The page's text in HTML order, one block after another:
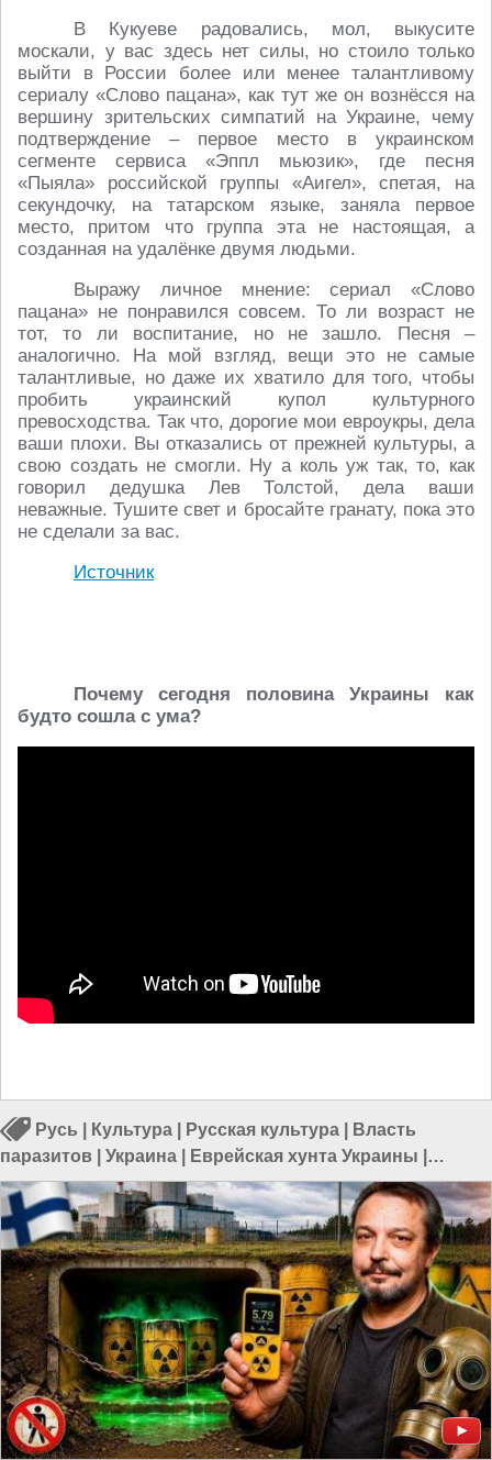
В Кукуеве радовались, мол, выкусите
москали, у вас здесь нет силы, но стоило только
выйти в России более или менее талантливому
сериалу «Слово пацана», как тут же он вознёсся на
вершину зрительских симпатий на Украине, чему
подтверждение – первое место в украинском
сегменте сервиса «Эппл мьюзик», где песня
«Пыяла» российской группы «Аигел», спетая, на
секундочку, на татарском языке, заняла первое
место, притом что группа эта не настоящая, а
созданная на удалёнке двумя людьми.
Выражу личное мнение: сериал «Слово
пацана» не понравился совсем. То ли возраст не
тот, то ли воспитание, но не зашло. Песня –
аналогично. На мой взгляд, вещи это не самые
талантливые, но даже их хватило для того, чтобы
пробить украинский купол культурного
превосходства. Так что, дорогие мои евроукры, дела
ваши плохи. Вы отказались от прежней культуры, а
свою создать не смогли. Ну а коль уж так, то, как
говорил дедушка Лев Толстой, дела ваши
неважные. Тушите свет и бросайте гранату, пока это
не сделали за вас.
Источник
Почему сегодня половина Украины как
будто сошла с ума?
Русь Культура Русская культура
Власть
паразитов
Украина Еврейская хунта Украины
Геноцид русских